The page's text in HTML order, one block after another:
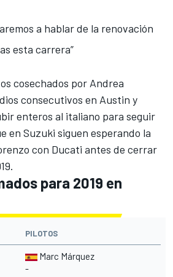
a hablar de la renovación
esta carrera”
cosechados por Andrea
consecutivos en Austin y
enteros al italiano para seguir
en Suzuki siguen esperando la
con Ducati antes de cerrar
para 2019 en
PILOTOS
Marc Márquez
-